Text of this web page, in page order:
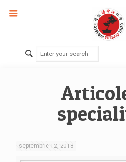
septembrie 12, 2018